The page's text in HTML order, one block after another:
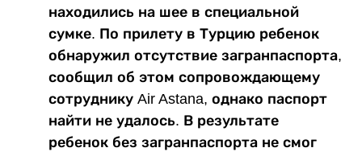
находились на шее в специальной
сумке. По прилету в Турцию ребенок
обнаружил отсутствие загранпаспорта,
сообщил об этом сопровождающему
сотруднику Air Astana, однако паспорт
найти не удалось. В результате
ребенок без загранпаспорта не смог